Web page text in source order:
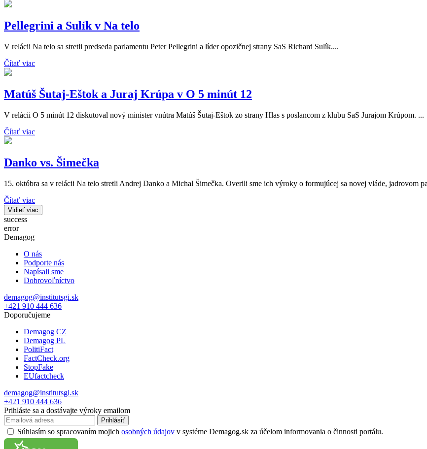
Pellegrini a Sulík v Na telo
V relácii Na telo sa stretli predseda parlamentu Peter Pellegrini a líder opozičnej strany SaS Richard Sulík....
Čítať viac
Matúš Šutaj-Eštok a Juraj Krúpa v O 5 minút 12
V relácii O 5 minút 12 diskutoval nový minister vnútra Matúš Šutaj-Eštok zo strany Hlas s poslancom z klubu SaS Jurajom Krúpom. ...
Čítať viac
Danko vs. Šimečka
15. októbra sa v relácii Na telo stretli Andrej Danko a Michal Šimečka. Overili sme ich výroky o formujúcej sa novej vláde, jadrovom
Čítať viac
Vidieť viac
success
error
Demagog
O nás
Podporte nás
Napísali sme
Dobrovoľníctvo
demagog@institutsgi.sk
+421 910 444 636
Doporučujeme
Demagog CZ
Demagog PL
PolitiFact
FactCheck.org
StopFake
EUfactcheck
demagog@institutsgi.sk
+421 910 444 636
Prihláste sa a dostávajte výroky emailom
Prihlásiť
Súhlasím so spracovaním mojich osobných údajov v systéme Demagog.sk za účelom informovania o činnosti portálu.